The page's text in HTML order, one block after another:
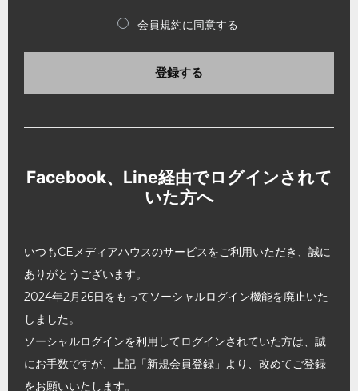
会員規約に同意する
登録する
Facebook、Line経由でログインされて
いた方へ
いつもCEメディアハウスのサービスをご利用いただき、誠に
ありがとうございます。
2024年2月26日をもってソーシャルログイン機能を廃止いた
しました。
ソーシャルログインを利用してログインされていた方は、誠
にお手数ですが、上記「新規会員登録」より、改めてご登録
をお願いいたします。